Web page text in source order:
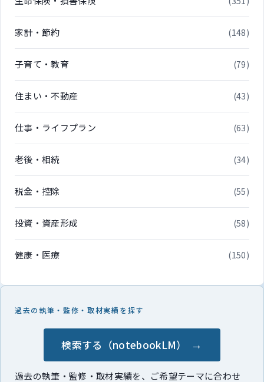
家計・節約 (148)
子育て・教育 (79)
住まい・不動産 (43)
仕事・ライフプラン (63)
老後・相続 (34)
税金・控除 (55)
投資・資産形成 (58)
健康・医療 (150)
過去の執筆・監修・取材実績を探す
検索する（notebookLM）
過去の執筆・監修・取材実績を、ご希望テーマに合わせ